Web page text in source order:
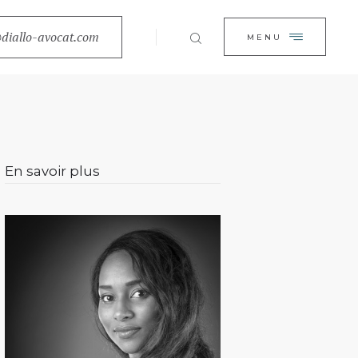
avocat.com MENU
FERMER
En savoir plus